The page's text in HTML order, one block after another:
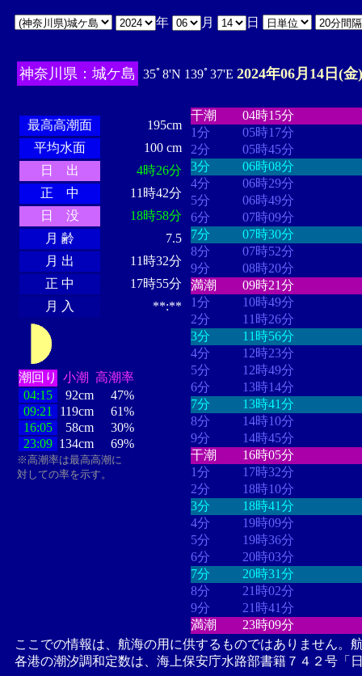
年 月 日
神奈川県：城ケ島 35ﾟ8'N 139ﾟ37'E 2024年06月14日(金)
最高高潮面
195cm
平均水面
100 cm
日 出
4時26分
正 中
11時42分
日 没
18時58分
月 齢
7.5
月 出
11時32分
正 中
17時55分
月 入
**:**
潮回り 小潮 高潮率
04:15
92cm
47%
09:21
119cm
61%
16:05
58cm
30%
23:09 134cm 69%
※高潮率は最高高潮に
対しての率を示す。
干潮
04時15分
1分
05時17分
2分
05時45分
3分
06時08分
4分
06時29分
5分
06時49分
6分
07時09分
7分
07時30分
8分
07時52分
9分
08時20分
満潮
09時21分
1分
10時49分
2分
11時26分
3分
11時56分
4分
12時23分
5分
12時49分
6分
13時14分
7分
13時41分
8分
14時10分
9分
14時45分
干潮
16時05分
1分
17時32分
2分
18時10分
3分
18時41分
4分
19時09分
5分
19時36分
6分
20時03分
7分
20時31分
8分
21時02分
9分
21時41分
満潮
23時09分
ここでの情報は、航海の用に供するものではありません。
各港の潮汐調和定数は、海上保安庁水路部書籍７４２号「